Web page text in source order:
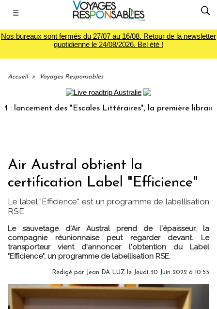
☰
Nos bureaux sont fermés du 27/07 au 16/08. Retour de la newsletter
quotidienne le 24/08/2026. Bel été !
Accueil > Voyages Responsables
des "Escales Littéraires", la première librairie du
Air Austral obtient la
certification Label "Efficience"
Le label "Efficience" est un programme de labellisation
RSE
Le sauvetage d'Air Austral prend de l'épaisseur, la
compagnie réunionnaise peut regarder devant. Le
transporteur vient d'annoncer l'obtention du Label
"Efficience", un programme de labellisation RSE.
Rédigé par Jean DA LUZ le Jeudi 30 Juin 2022 à 10:55